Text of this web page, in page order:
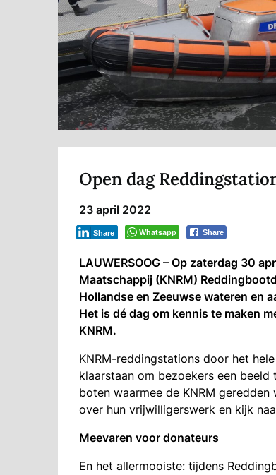
Open dag
23 april 2022
Whatsapp Share
Share
LAUWERSOOG – Op zaterdag 30
Maatschappij (KNRM)
Hollandse en Zeeuwse wateren en
Het is dé dag om kennis te maken
KNRM.
KNRM-reddingstations door het
klaarstaan om bezoekers een
boten waarmee de KNRM
over hun vrijwilligerswerk en kijk
Meevaren voor donateurs
En het allermooiste: tijdens